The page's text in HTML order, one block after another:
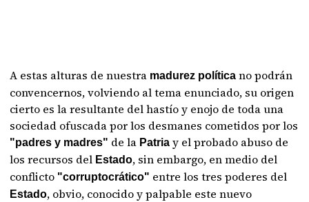
A estas alturas de nuestra madurez políticano podrán
convencernos, volviendo al tema enunciado, su origen
cierto es la resultante del hastío y enojo de toda una
sociedad ofuscada por los desmanes cometidos por los
"padres y madres" de la Patria y el probado abuso de
los recursos del Estado, sin embargo, en medio del
conflicto "corruptocrático" entre los tres poderes del
Estado, obvio, conocido y palpable este nuevo